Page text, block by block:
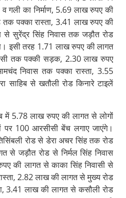
गली का निर्माण, 5.69 लाख रुपए की
तक पक्का रास्ता, 3.41 लाख रुपए की
सुरेंद्र सिंह निवास तक जड़ौत रोड
इसी तरह 1.71 लाख रुपए की लागत
तक पक्की सड़क, 2.30 लाख रुपए
निवास तक पक्का रास्ता, 3.55
साहिब से खतौली रोड किनारे टाइलें
में 5.78 लाख रुपए की लागत से लोगों
पर 100 आरसीसी बेंच लगाए जाएंगे।
रोड से डेरा अचर सिंह तक रोड
से जड़ौत रोड से निर्मल सिंह निवास
की लागत से काका सिंह निवासी से
2.82 लाख की लागत से मुख्य रोड
3.41 लाख की लागत से कसौली रोड